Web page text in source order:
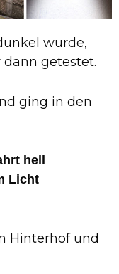
wurde,
getestet.
ging in den
hell
Licht
Hinterhof und